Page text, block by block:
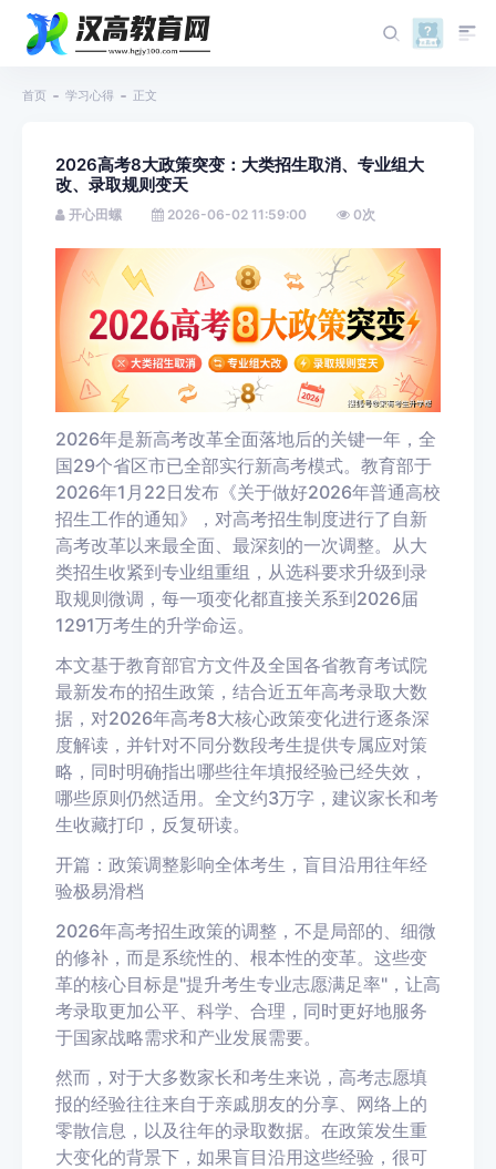
首页 学习心得 正文
2026高考8大政策突变：大类招生取消、专业组大
改、录取规则变天
开心田螺 2026-06-02 11:59:00 0次
2026年是新高考改革全面落地后的关键一年，全
国29个省区市已全部实行新高考模式。教育部于
2026年1月22日发布《关于做好2026年普通高校
招生工作的通知》，对高考招生制度进行了自新
高考改革以来最全面、最深刻的一次调整。从大
类招生收紧到专业组重组，从选科要求升级到录
取规则微调，每一项变化都直接关系到2026届
1291万考生的升学命运。
本文基于教育部官方文件及全国各省教育考试院
最新发布的招生政策，结合近五年高考录取大数
据，对2026年高考8大核心政策变化进行逐条深
度解读，并针对不同分数段考生提供专属应对策
略，同时明确指出哪些往年填报经验已经失效，
哪些原则仍然适用。全文约3万字，建议家长和考
生收藏打印，反复研读。
开篇：政策调整影响全体考生，盲目沿用往年经
验极易滑档
2026年高考招生政策的调整，不是局部的、细微
的修补，而是系统性的、根本性的变革。这些变
革的核心目标是"提升考生专业志愿满足率"，让高
考录取更加公平、科学、合理，同时更好地服务
于国家战略需求和产业发展需要。
然而，对于大多数家长和考生来说，高考志愿填
报的经验往往来自于亲戚朋友的分享、网络上的
零散信息，以及往年的录取数据。在政策发生重
大变化的背景下，如果盲目沿用这些经验，很可